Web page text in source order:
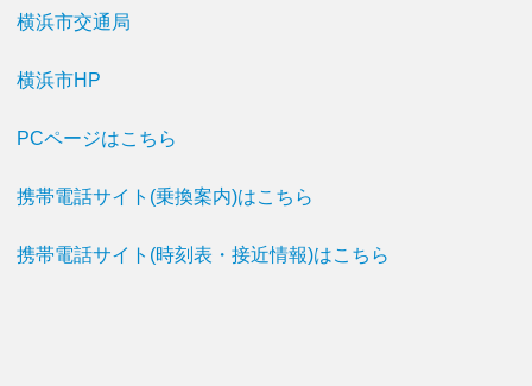
横浜市交通局
横浜市HP
PCページはこちら
携帯電話サイト(乗換案内)はこちら
携帯電話サイト(時刻表・接近情報)はこちら